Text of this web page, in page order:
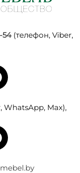
54(телефон, Viber,
WhatsApp, Max),